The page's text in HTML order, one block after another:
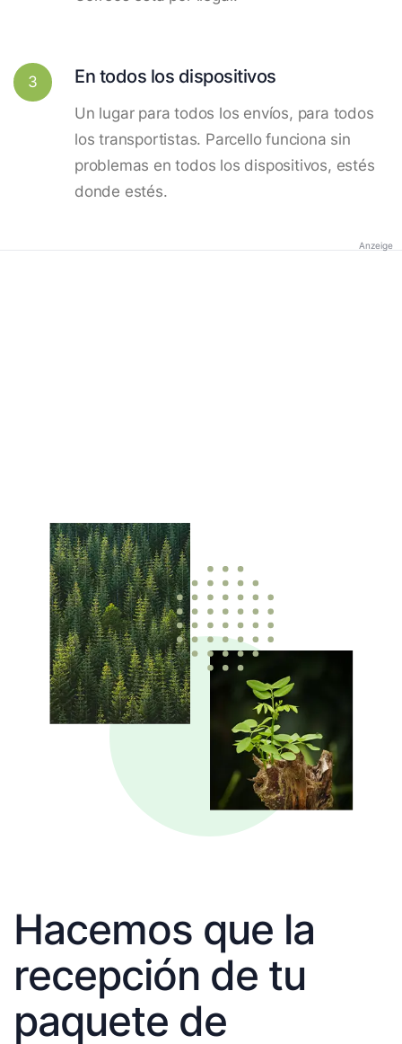
3 En todos los dispositivos
Un lugar para todos los envíos, para todos
los transportistas. Parcello funciona sin
problemas en todos los dispositivos, estés
donde estés.
Anzeige
Hacemos que la
recepción de tu
paquete de